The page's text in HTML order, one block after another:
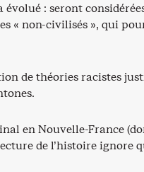
: seront
« non-civilisés », qui
de théories racistes
en Nouvelle-France
de l’histoire ignore